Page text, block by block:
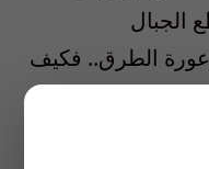
الجبال
الطرق.. فكيف
التي لا يعرفها، ولا
وشاذة على